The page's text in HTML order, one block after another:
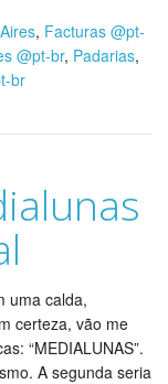
, Facturas @pt-
@pt-br, Padarias,
br
uma calda,
certeza, vão me
“MEDIALUNAS”.
A segunda seria